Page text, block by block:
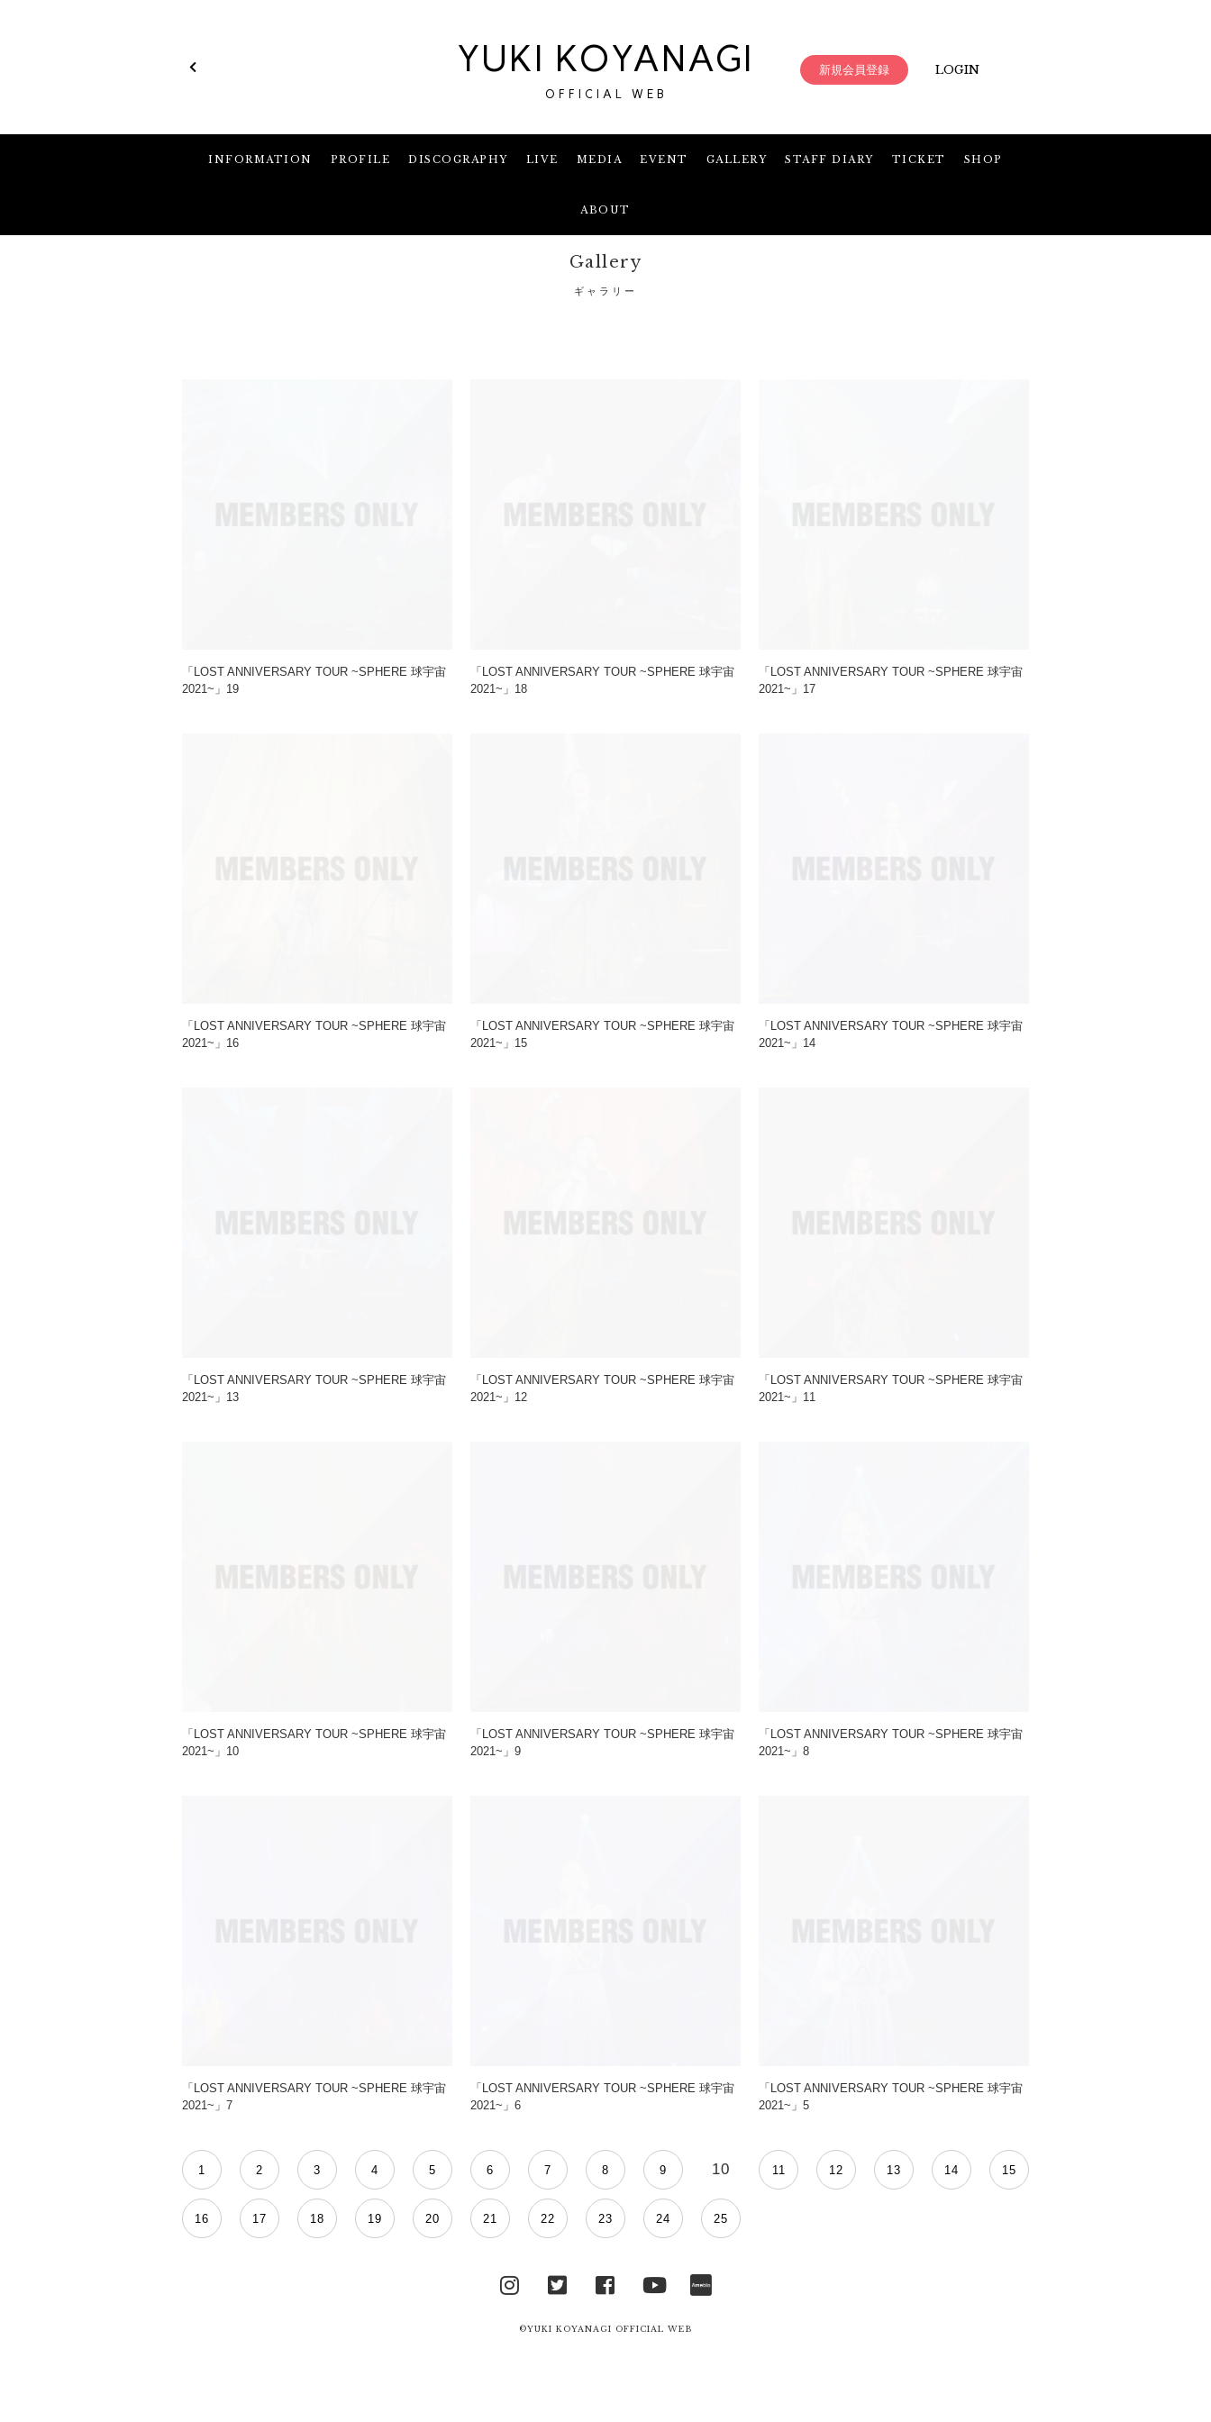
YUKI KOYANAGI
OFFICIAL WEB
新規会員登録 LOGIN
INFORMATION PROFILE DISCOGRAPHY LIVE MEDIA EVENT GALLERY STAFF DIARY TICKET SHOP
ABOUT
Gallery
ギャラリー
「LOST ANNIVERSARY TOUR ~SPHERE 球宇宙
2021~」19
「LOST ANNIVERSARY TOUR ~SPHERE 球宇宙
2021~」18
「LOST ANNIVERSARY TOUR ~SPHERE 球宇宙
2021~」17
「LOST ANNIVERSARY TOUR ~SPHERE 球宇宙
2021~」16
「LOST ANNIVERSARY TOUR ~SPHERE 球宇宙
2021~」15
「LOST ANNIVERSARY TOUR ~SPHERE 球宇宙
2021~」14
「LOST ANNIVERSARY TOUR ~SPHERE 球宇宙
2021~」13
「LOST ANNIVERSARY TOUR ~SPHERE 球宇宙
2021~」12
「LOST ANNIVERSARY TOUR ~SPHERE 球宇宙
2021~」11
「LOST ANNIVERSARY TOUR ~SPHERE 球宇宙
2021~」10
「LOST ANNIVERSARY TOUR ~SPHERE 球宇宙
2021~」9
「LOST ANNIVERSARY TOUR ~SPHERE 球宇宙
2021~」8
「LOST ANNIVERSARY TOUR ~SPHERE 球宇宙
2021~」7
「LOST ANNIVERSARY TOUR ~SPHERE 球宇宙
2021~」6
「LOST ANNIVERSARY TOUR ~SPHERE 球宇宙
2021~」5
1 2 3 4 5 6 7 8 9 10 11 12 13 14 15
16 17 18 19 20 21 22 23 24 25
InstagramTwitter facebookYouTube
©YUKI KOYANAGI OFFICIAL WEB